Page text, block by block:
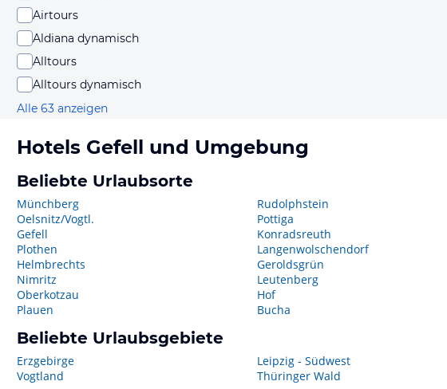
Airtours
Aldiana dynamisch
Alltours
Alltours dynamisch
Alle 63 anzeigen
Hotels Gefell und Umgebung
Beliebte Urlaubsorte
Münchberg
Oelsnitz/Vogtl.
Gefell
Plothen
Helmbrechts
Nimritz
Oberkotzau
Plauen
Rudolphstein
Pottiga
Konradsreuth
Langenwolschendorf
Geroldsgrün
Leutenberg
Hof
Bucha
Beliebte Urlaubsgebiete
Erzgebirge
Vogtland
Leipzig - Südwest
Thüringer Wald